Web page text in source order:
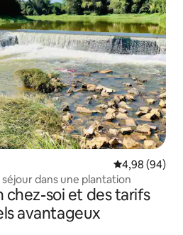
Évaluation
4,98 (94)
dans une plantation
chez-soi et des tarifs
avantageux